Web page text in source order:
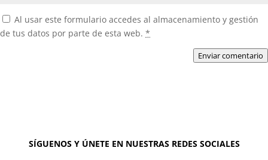
Al usar este formulario accedes al almacenamiento y gestión
de tus datos por parte de esta web. *
Enviar comentario
SÍGUENOS Y ÚNETE EN NUESTRAS REDES SOCIALES